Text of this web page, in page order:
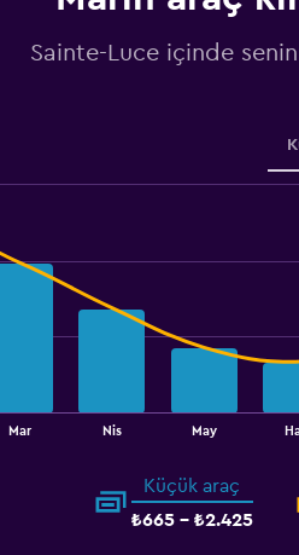
values.
0
Sainte-Luce içinde
Mar Nis May
Küçük araç
₺665 - ₺2.425